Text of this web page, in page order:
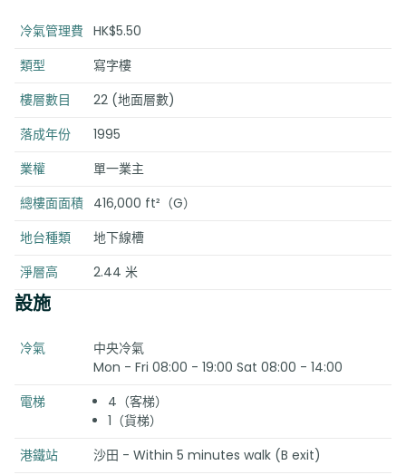
冷氣管理費 HK$5.50
類型
寫字樓
樓層數目
22 (地面層數)
落成年份
1995
業權
單一業主
總樓面面積 416,000 ft²（G）
地台種類
地下線槽
淨層高
2.44 米
設施
冷氣
中央冷氣
Mon - Fri 08:00 - 19:00 Sat 08:00 - 14:00
電梯
4（客梯）
1（貨梯）
港鐵站
沙田 - Within 5 minutes walk (B exit)